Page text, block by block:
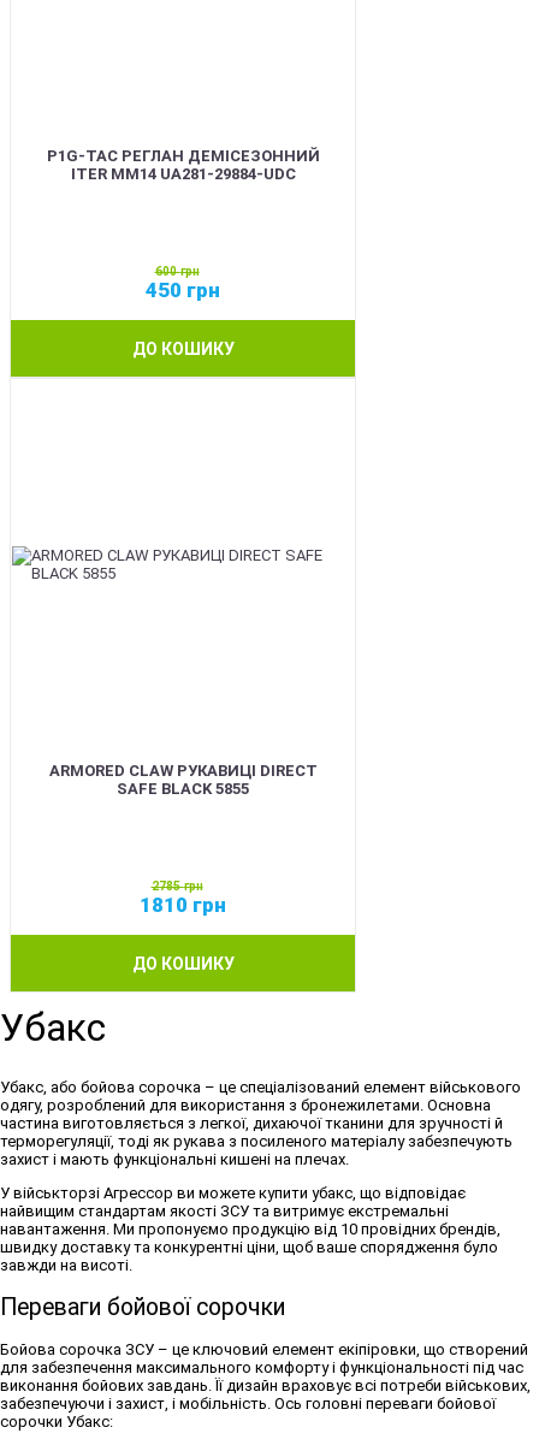
P1G-TAC РЕГЛАН ДЕМІСЕЗОННИЙ
ITER ММ14 UA281-29884-UDC
600грн
450 грн
ДО КОШИКУ
ARMORED CLAW РУКАВИЦІ DIRECT
SAFE BLACK 5855
2785грн
1810 грн
ДО КОШИКУ
Убакс
Убакс, або бойова сорочка – це спеціалізований елемент військового
одягу, розроблений для використання з бронежилетами. Основна
частина виготовляється з легкої, дихаючої тканини для зручності й
терморегуляції, тоді як рукава з посиленого матеріалу забезпечують
захист і мають функціональні кишені на плечах.
У військторзі Агрессор ви можете купити убакс, що відповідає
найвищим стандартам якості ЗСУ та витримує екстремальні
навантаження. Ми пропонуємо продукцію від 10 провідних брендів,
швидку доставку та конкурентні ціни, щоб ваше спорядження було
завжди на висоті.
Переваги бойової сорочки
Бойова сорочка ЗСУ – це ключовий елемент екіпіровки, що створений
для забезпечення максимального комфорту і функціональності під час
виконання бойових завдань. Її дизайн враховує всі потреби військових,
забезпечуючи і захист, і мобільність. Ось головні переваги бойової
сорочки Убакс: